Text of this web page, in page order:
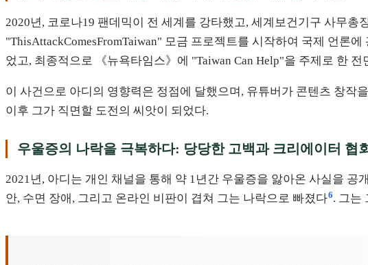
2020년, 코로나19 팬데믹이 전 세계를 강타했고, 세계보건기구 사무
"ThisAttackComesFromTaiwan" 모금 프로젝트를 시작하여 국제 언론
었고, 최종적으로 《뉴욕타임스》에 "Taiwan Can Help"을 주제로 한
이 사건으로 아디의 영향력은 정점에 달했으며, 유튜버가 콘텐츠 창작
이후 그가 직면할 도전의 씨앗이 되었다.
우울증의 나락을 극복하다: 당당한 고백과 크리에이터 협
2021년, 아디는 개인 채널을 통해 약 1년간 우울증을 앓아온 사실을 공
안, 수면 장애, 그리고 온라인 비판이 겹쳐 그는 나락으로 빠졌다6. 그는